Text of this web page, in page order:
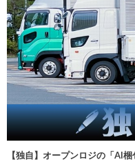
【独自】オープンロジの「AI